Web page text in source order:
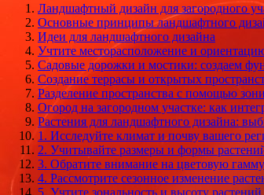
Ландшафтный дизайн для загородного
Основные принципы ландшафтного
Идеи для ландшафтного дизайна
Учтите месторасположение и
Садовые дорожки и мостики: создаем
Создание террасы и открытых
Разделение пространства с помощью
Огород на загородном участке: как
Растения для ландшафтного дизайна:
1. Исследуйте климат и почву вашего
2. Учитывайте размеры и формы
3. Обратите внимание на цветовую гамму
4. Рассмотрите сезонное изменение
5. Учтите зональность и высоту растений